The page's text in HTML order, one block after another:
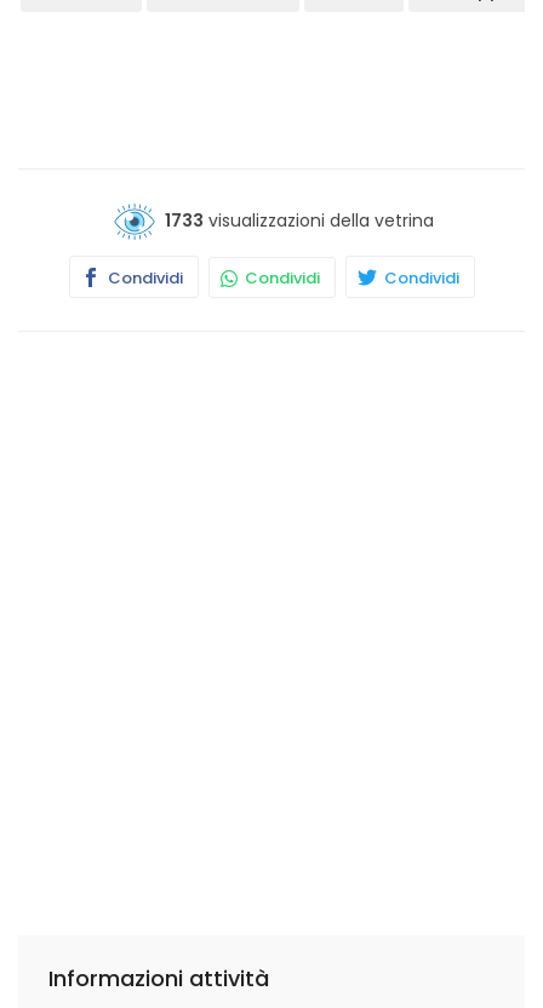
1733 visualizzazioni della vetrina
Condividi Condividi Condividi
Informazioni attività